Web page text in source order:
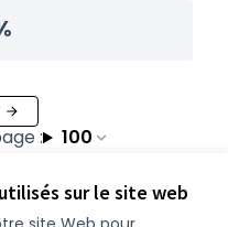
sur le site web
: 100